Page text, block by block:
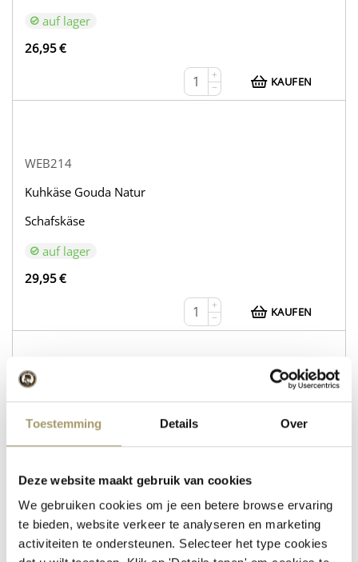
Toestemming Details Over
Deze website maakt gebruik van cookies
We gebruiken cookies om je een betere browse ervaring
te bieden, website verkeer te analyseren en marketing
activiteiten te ondersteunen. Selecteer het type cookies
auf lager
26,95€
+
−
KAUFEN
WEB214
Kuhkäse Gouda Natur
Schafskäse
auf lager
29,95€
+
−
KAUFEN
WEB216
Kuhkäse Gouda Natur
Schafskäse mit Rosmarin und Thymian
auf lager
30,95€
−
KAUFEN